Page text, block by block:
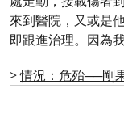
來到醫院，又或是
即跟進治理。因為
>情況：危殆──剛